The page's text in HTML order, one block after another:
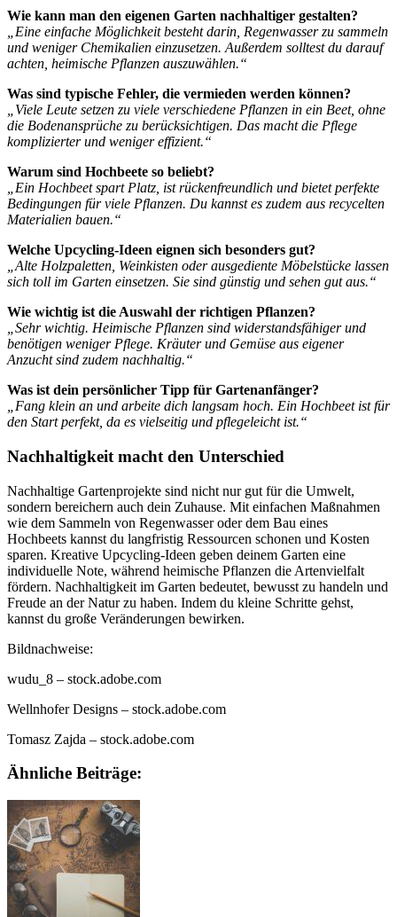
Wie kann man den eigenen Garten nachhaltiger gestalten?
„Eine einfache Möglichkeit besteht darin, Regenwasser zu sammeln
und weniger Chemikalien einzusetzen. Außerdem solltest du darauf
achten, heimische Pflanzen auszuwählen.“
Was sind typische Fehler, die vermieden werden können?
„Viele Leute setzen zu viele verschiedene Pflanzen in ein Beet, ohne
die Bodenansprüche zu berücksichtigen. Das macht die Pflege
komplizierter und weniger effizient.“
Warum sind Hochbeete so beliebt?
„Ein Hochbeet spart Platz, ist rückenfreundlich und bietet perfekte
Bedingungen für viele Pflanzen. Du kannst es zudem aus recycelten
Materialien bauen.“
Welche Upcycling-Ideen eignen sich besonders gut?
„Alte Holzpaletten, Weinkisten oder ausgediente Möbelstücke lassen
sich toll im Garten einsetzen. Sie sind günstig und sehen gut aus.“
Wie wichtig ist die Auswahl der richtigen Pflanzen?
„Sehr wichtig. Heimische Pflanzen sind widerstandsfähiger und
benötigen weniger Pflege. Kräuter und Gemüse aus eigener
Anzucht sind zudem nachhaltig.“
Was ist dein persönlicher Tipp für Gartenanfänger?
„Fang klein an und arbeite dich langsam hoch. Ein Hochbeet ist für
den Start perfekt, da es vielseitig und pflegeleicht ist.“
Nachhaltigkeit macht den Unterschied
Nachhaltige Gartenprojekte sind nicht nur gut für die Umwelt,
sondern bereichern auch dein Zuhause. Mit einfachen Maßnahmen
wie dem Sammeln von Regenwasser oder dem Bau eines
Hochbeets kannst du langfristig Ressourcen schonen und Kosten
sparen. Kreative Upcycling-Ideen geben deinem Garten eine
individuelle Note, während heimische Pflanzen die Artenvielfalt
fördern. Nachhaltigkeit im Garten bedeutet, bewusst zu handeln und
Freude an der Natur zu haben. Indem du kleine Schritte gehst,
kannst du große Veränderungen bewirken.
Bildnachweise:
wudu_8 – stock.adobe.com
Wellnhofer Designs – stock.adobe.com
Tomasz Zajda – stock.adobe.com
Ähnliche Beiträge: